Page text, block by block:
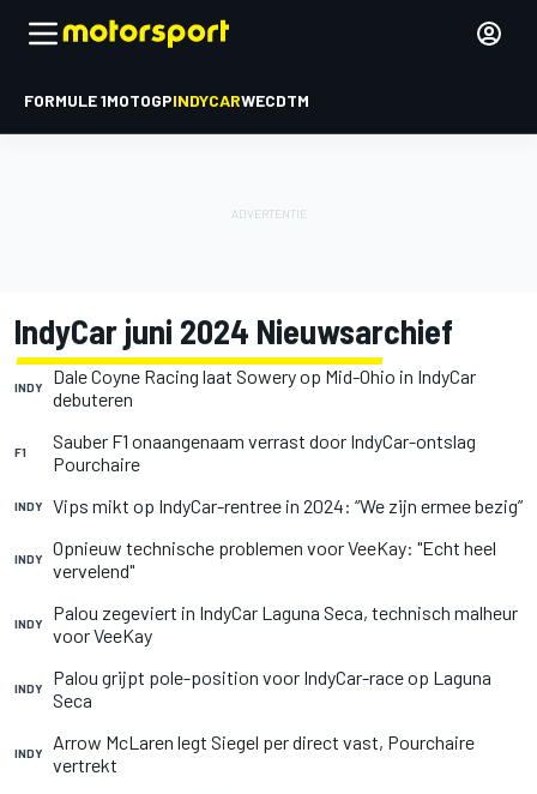
FORMULE 1MOTOGPINDYCARWECDTM
IndyCar juni 2024 Nieuwsarchief
INDY
Dale Coyne Racing laat Sowery op Mid-Ohio in IndyCar
debuteren
F1
Sauber F1 onaangenaam verrast door IndyCar-ontslag
Pourchaire
INDY Vips mikt op IndyCar-rentree in 2024: “We zijn ermee bezig”
INDY
Opnieuw technische problemen voor VeeKay: "Echt heel
vervelend"
INDY
Palou zegeviert in IndyCar Laguna Seca, technisch malheur
voor VeeKay
INDY
Palou grijpt pole-position voor IndyCar-race op Laguna
Seca
INDY
Arrow McLaren legt Siegel per direct vast, Pourchaire
vertrekt